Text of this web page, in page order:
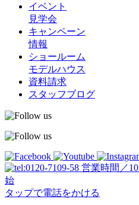
イベント
見学会
キャンペーン
情報
ショールーム
モデルハウス
資料請求
スタッフブログ
営業時間／
始
タップで電話をかける